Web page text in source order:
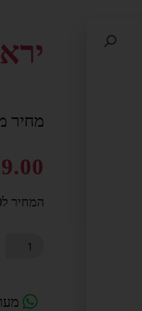
מחיר
המחיר ל100 מ"ל 13.2₪
כמות
רוזה